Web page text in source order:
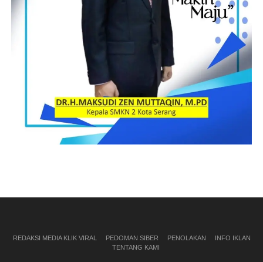
18
REDAKSI MEDIA KLIK VIRAL PEDOMAN SIBER PENOLAKAN
INFO IKLAN
TENTANG KAMI